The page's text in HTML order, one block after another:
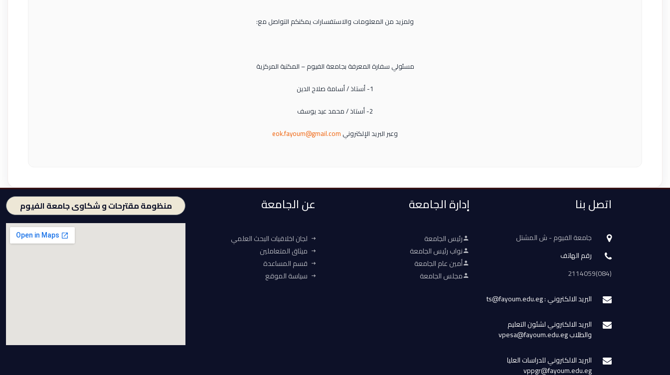
ولمزيد من المعلومات والاستفسارات يمكنكم التواصل مع:
مسئولي سفارة المعرفة بجامعة الفيوم – المكتبة المركزية
1- أستاذ / أسامة صلاح الدين
2- أستاذ / محمد عيد يوسف
وعبر البريد الإلكتروني eok.fayoum@gmail.com
اتصل بنا
جامعة الفيوم - ش المشتل
رقم الهاتف
(084)2114059
البريد الالكتروني : ts@fayoum.edu.eg
البريد الالكتروني لشئون التعليم
والطلاب vpesa@fayoum.edu.eg
البريد الالكتروني للدراسات العليا
vppgr@fayoum.edu.eg
إدارة الجامعة
رئيس الجامعة
نواب رئيس الجامعة
أمين عام الجامعة
مجلس الجامعة
عن الجامعة
لجان اخلاقيات البحث العلمي
ميثاق المتعاملين
قسم المساعدة
سياسة الموقع
منظومة مقترحات و شكاوى جامعة الفيوم